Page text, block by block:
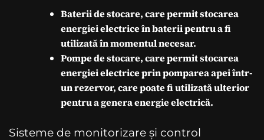
Baterii de stocare, care permit stocarea
energiei electrice în baterii pentru a fi
utilizată în momentul necesar.
Pompe de stocare, care permit stocarea
energiei electrice prin pomparea apei într-
un rezervor, care poate fi utilizată ulterior
pentru a genera energie electrică.
Sisteme de monitorizare și control